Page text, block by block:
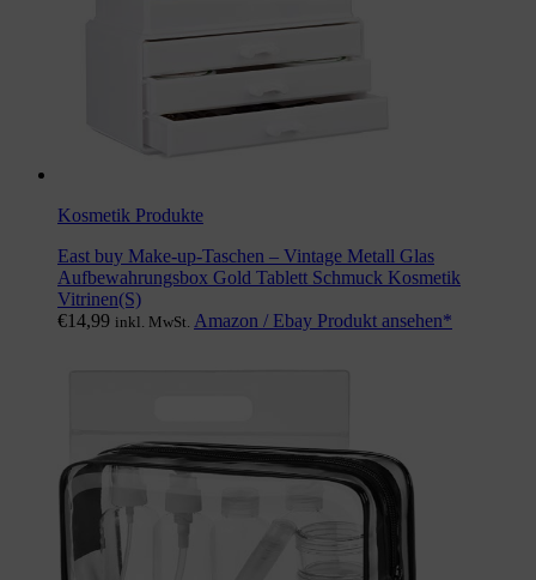
Kosmetik Produkte
East buy Make-up-Taschen – Vintage Metall Glas
Aufbewahrungsbox Gold Tablett Schmuck Kosmetik
Vitrinen(S)
€14,99 inkl. MwSt. Amazon / Ebay Produkt ansehen*